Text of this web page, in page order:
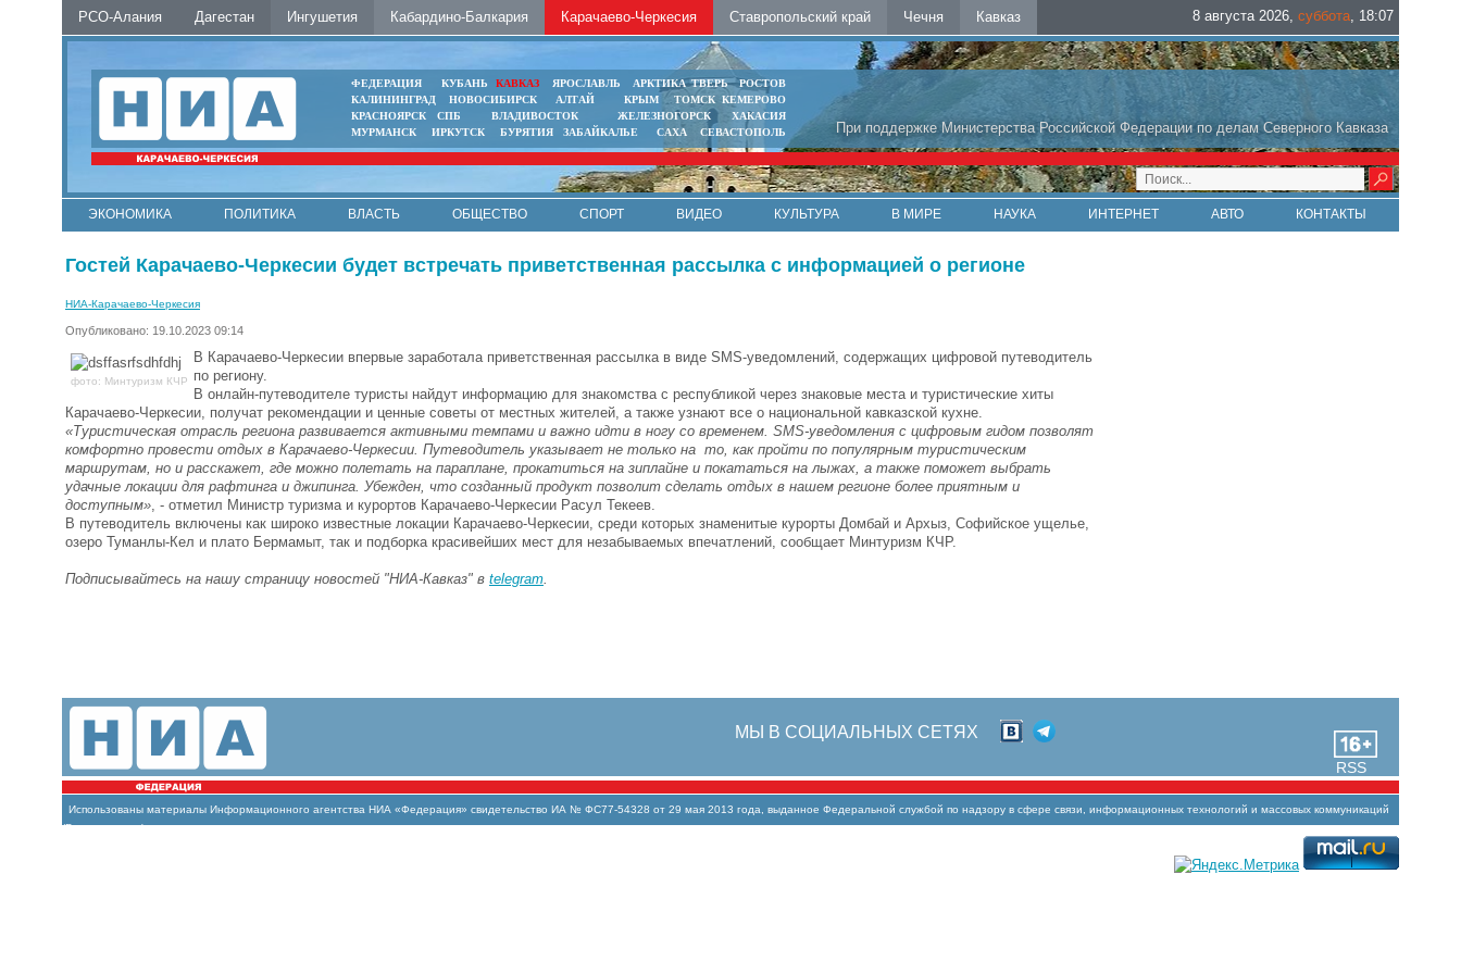
РСО-Алания Дагестан Ингушетия Кабардино-Балкария Карачаево-Черкесия Ставропольский край Чечня Кавказ 8 августа 2026, суббота, 18:07
При поддержке Министерства Российской Федерации по делам Северного Кавказа
ФЕДЕРАЦИЯ КУБАНЬ КАВКАЗ ЯРОСЛАВЛЬ АРКТИКА ТВЕРЬ
РОСТОВ
КАЛИНИНГРАД
НОВОСИБИРСК АЛТАЙ КРЫМ ТОМСК КЕМЕРОВО
КРАСНОЯРСК
СПБ ВЛАДИВОСТОК ЖЕЛЕЗНОГОРСК
ХАКАСИЯ
МУРМАНСК
ИРКУТСК БУРЯТИЯ ЗАБАЙКАЛЬЕ САХА СЕВАСТОПОЛЬ
ЭКОНОМИКА ПОЛИТИКА ВЛАСТЬ ОБЩЕСТВО СПОРТ ВИДЕО КУЛЬТУРА В МИРЕ НАУКА ИНТЕРНЕТ АВТО КОНТАКТЫ
Гостей Карачаево-Черкесии будет встречать приветственная рассылка с информацией о регионе
НИА-Карачаево-Черкесия
Опубликовано: 19.10.2023 09:14
фото: Минтуризм КЧР
В Карачаево-Черкесии впервые заработала приветственная рассылка в виде SMS-уведомлений, содержащих цифровой путеводитель
по региону.
В онлайн-путеводителе туристы найдут информацию для знакомства с республикой через знаковые места и туристические хиты
Карачаево-Черкесии, получат рекомендации и ценные советы от местных жителей, а также узнают все о национальной кавказской кухне.
«Туристическая отрасль региона развивается активными темпами и важно идти в ногу со временем. SMS-уведомления с цифровым гидом позволят
комфортно провести отдых в Карачаево-Черкесии. Путеводитель указывает не только на то, как пройти по популярным туристическим
маршрутам, но и расскажет, где можно полетать на параплане, прокатиться на зиплайне и покататься на лыжах, а также поможет выбрать
удачные локации для рафтинга и джипинга. Убежден, что созданный продукт позволит сделать отдых в нашем регионе более приятным и
доступным» , - отметил Министр туризма и курортов Карачаево-Черкесии Расул Текеев.
В путеводитель включены как широко известные локации Карачаево-Черкесии, среди которых знаменитые курорты Домбай и Архыз, Софийское ущелье,
озеро Туманлы-Кел и плато Бермамыт, так и подборка красивейших мест для незабываемых впечатлений, сообщает Минтуризм КЧР.
Подписывайтесь на нашу страницу новостей "НИА-Кавказ" в telegram
RSS
МЫ В СОЦИАЛЬНЫХ СЕТЯХ
Использованы материалы Информационного агентства НИА «Федерация» свидетельство ИА № ФС77-54328 от 29 мая 2013 года, выданное Федеральной службой по надзору в сфере связи, информационных технологий и массовых коммуникаций
(Роскомнадзор)